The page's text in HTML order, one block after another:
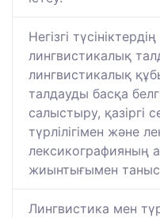
Негізгі
лингвистикалық
лингвистикалық
талдауды басқа
салыстыру, қазіргі
түрлілігімен және
лексикографияның
жиынтығымен
Лингвистика мен